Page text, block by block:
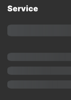
Service